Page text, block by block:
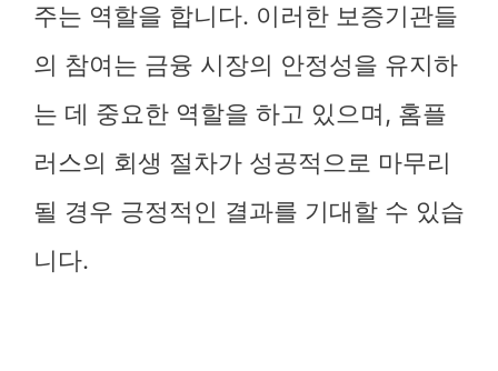
주는 역할을 합니다. 이러한 보증기관들
의 참여는 금융 시장의 안정성을 유지하
는 데 중요한 역할을 하고 있으며, 홈플
러스의 회생 절차가 성공적으로 마무리
될 경우 긍정적인 결과를 기대할 수 있습
니다.